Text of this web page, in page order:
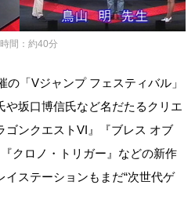
間：約40分
「Vジャンプ フェスティバル」
や坂口博信氏など名だたるクリエ
ゴンクエストVI』『ブレス オブ
クロノ・トリガー』などの新作
イステーションもまだ“次世代ゲ